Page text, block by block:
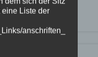
Liste der
anschriften_